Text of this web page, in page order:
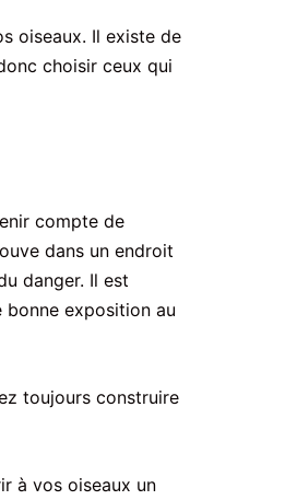
oiseaux. Il existe de
choisir ceux qui
compte de
dans un endroit
danger. Il est
bonne exposition au
toujours construire
à vos oiseaux un